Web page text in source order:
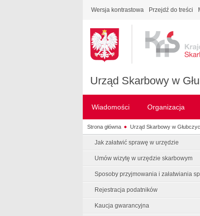
Wersja kontrastowa Przejdź do treści
Urząd Skarbowy w
Wiadomości Organizacja
Strona główna Urząd Skarbowy w
Jak załatwić sprawę w urzędzie
Umów wizytę w urzędzie skarbowym
Sposoby przyjmowania i załatwiania
Rejestracja podatników
Kaucja gwarancyjna